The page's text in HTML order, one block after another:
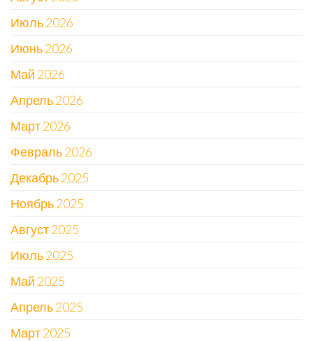
Июль 2026
Июнь 2026
Май 2026
Апрель 2026
Март 2026
Февраль 2026
Декабрь 2025
Ноябрь 2025
Август 2025
Июль 2025
Май 2025
Апрель 2025
Март 2025